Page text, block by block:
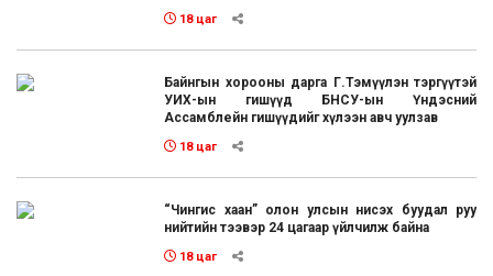
18 цаг
Байнгын хорооны дарга Г.Тэмүүлэн тэргүүтэй
УИХ-ын гишүүд БНСУ-ын Үндэсний
Ассамблейн гишүүдийг хүлээн авч уулзав
18 цаг
“Чингис хаан” олон улсын нисэх буудал руу
нийтийн тээвэр 24 цагаар үйлчилж байна
18 цаг